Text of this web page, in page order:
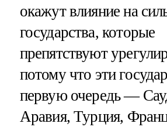
окажут влияние на
государства, которые
препятствуют
потому что эти
первую очередь —
Аравия, Турция,